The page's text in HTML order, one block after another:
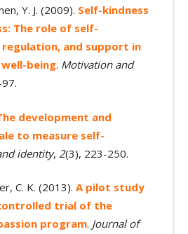
Y. J. (2009). Self-kindness
The role of self-
regulation, and support in
being. Motivation and
development and
to measure self-
identity, 2(3), 223-250.
C. K. (2013). A pilot study
trial of the
program. Journal of